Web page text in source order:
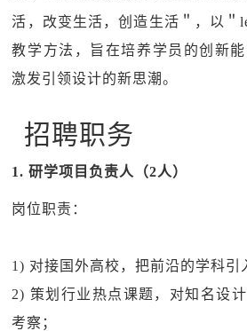
活，改变生活，创造生活＂，以＂
教学方法，旨在培养学员的创新能
激发引领设计的新思潮。
招聘职务
1. 研学项目负责人（2人）
岗位职责：
1) 对接国外高校，把前沿的学科引
2) 策划行业热点课题，对知名设
考察；